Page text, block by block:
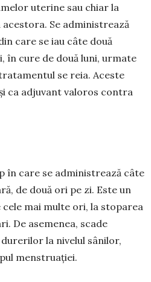
uterine sau chiar la
Se admi­nistrează
care se iau câte două
în cure de două luni, urmate
se reia. Aceste
ca adjuvant valoros contra
în care se administrează câte
de două ori pe zi. Este un
mai multe ori, la stoparea
De ase­menea, scade
la nivelul sânilor,
men­struației.